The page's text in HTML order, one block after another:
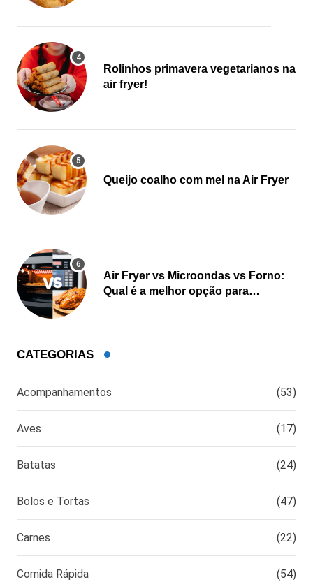
Rolinhos primavera vegetarianos na
air fryer!
Queijo coalho com mel na Air Fryer
Air Fryer vs Microondas vs Forno:
Qual é a melhor opção para
CATEGORIAS
Acompanhamentos (53)
Aves (17)
Batatas (24)
Bolos e Tortas (47)
Carnes (22)
Comida Rápida (54)